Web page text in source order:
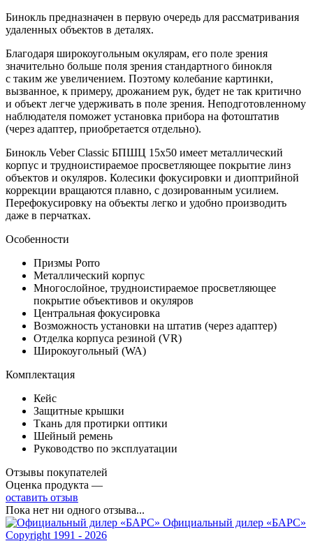
Бинокль предназначен в первую очередь для рассматривания
удаленных объектов в деталях.
Благодаря широкоугольным окулярам, его поле зрения
значительно больше поля зрения стандартного бинокля
с таким же увеличением. Поэтому колебание картинки,
вызванное, к примеру, дрожанием рук, будет не так критично
и объект легче удерживать в поле зрения. Неподготовленному
наблюдателя поможет установка прибора на фотоштатив
(через адаптер, приобретается отдельно).
Бинокль Veber Classic БПШЦ 15x50 имеет металлический
корпус и трудноистираемое просветляющее покрытие линз
объектов и окуляров. Колесики фокусировки и диоптрийной
коррекции вращаются плавно, с дозированным усилием.
Перефокусировку на объекты легко и удобно производить
даже в перчатках.
Особенности
Призмы Porro
Металлический корпус
Многослойное, трудноистираемое просветляющее
покрытие объективов и окуляров
Центральная фокусировка
Возможность установки на штатив (через адаптер)
Отделка корпуса резиной (VR)
Широкоугольный (WA)
Комплектация
Кейс
Защитные крышки
Ткань для протирки оптики
Шейный ремень
Руководство по эксплуатации
Отзывы покупателей
Оценка продукта —
оставить отзыв
Пока нет ни одного отзыва...
Официальный дилер «БАРС»
Copyright 1991 - 2026